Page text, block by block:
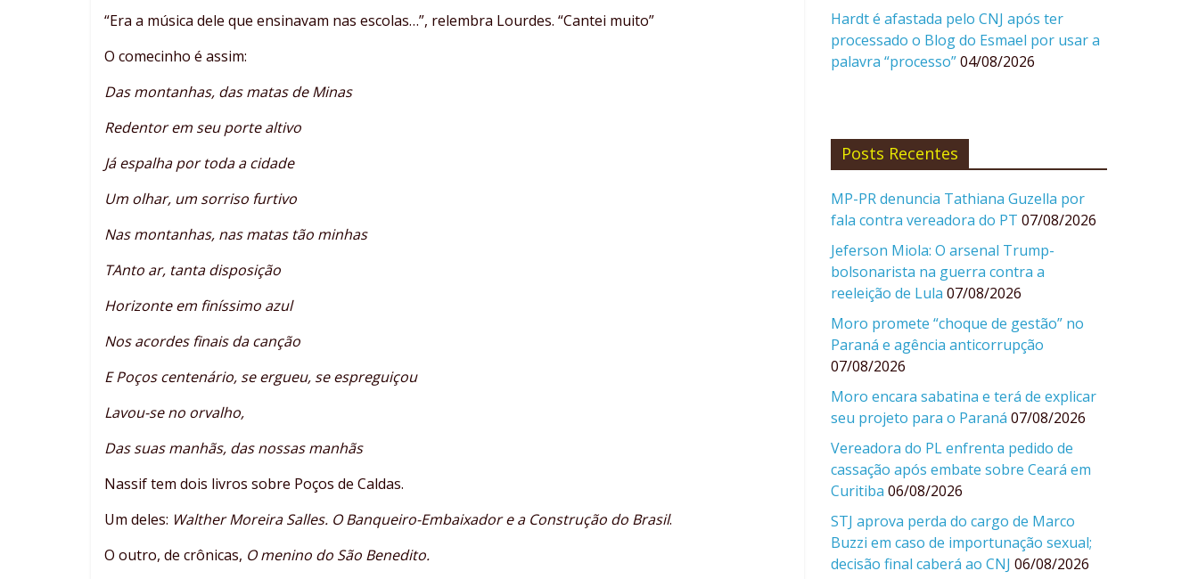
“Era a música dele que ensinavam nas escolas…”, relembra Lourdes. “Cantei muito”
O comecinho é assim:
Das montanhas, das matas de Minas
Redentor em seu porte altivo
Já espalha por toda a cidade
Um olhar, um sorriso furtivo
Nas montanhas, nas matas tão minhas
TAnto ar, tanta disposição
Horizonte em finíssimo azul
Nos acordes finais da canção
E Poços centenário, se ergueu, se espreguiçou
Lavou-se no orvalho,
Das suas manhãs, das nossas manhãs
Nassif tem dois livros sobre Poços de Caldas.
Um deles: Walther Moreira Salles. O Banqueiro-Embaixador e a Construção do Brasil.
O outro, de crônicas, O menino do São Benedito.
Hardt é afastada pelo CNJ após ter
processado o Blog do Esmael por usar a
palavra “processo”04/08/2026
Posts Recentes
MP-PR denuncia Tathiana Guzella por
fala contra vereadora do PT 07/08/2026
Jeferson Miola: O arsenal Trump-
bolsonarista na guerra contra a
reeleição de Lula 07/08/2026
Moro promete “choque de gestão” no
Paraná e agência anticorrupção
07/08/2026
Moro encara sabatina e terá de explicar
seu projeto para o Paraná 07/08/2026
Vereadora do PL enfrenta pedido de
cassação após embate sobre Ceará em
Curitiba 06/08/2026
STJ aprova perda do cargo de Marco
Buzzi em caso de importunação sexual;
decisão final caberá ao CNJ 06/08/2026